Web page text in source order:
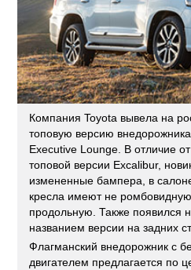
Компания Toyota вывела на
топовую версию
Executive Lounge. В отличие
топовой версии Excalibur,
измененные бампера, в
кресла имеют не ромбовидную
продольную. Также появился
названием версии на задних
Флагманский внедорожник с
двигателем предлагается по